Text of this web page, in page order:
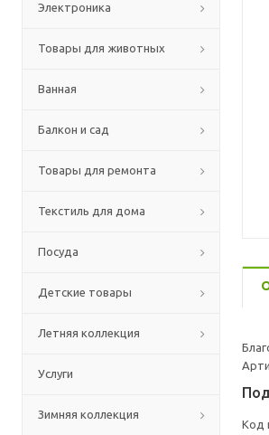
Электроника
Товары для животных
Ванная
Балкон и сад
Товары для ремонта
Текстиль для дома
Посуда
Детские товары
Летняя коллекция
Услуги
Зимняя коллекция
Код